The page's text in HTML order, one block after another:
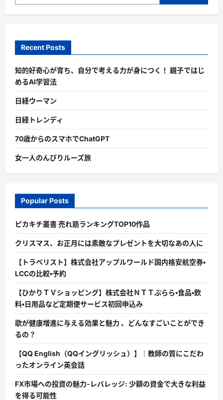
Recent Posts
知的好奇心が育ち、自分で考える力が身につく！ 親子ではじ
めるAI学習法
日経ウーマン
日経トレンディ
70歳からのスマホでChatGPT
女一人のんびりルーズ旅
Popular Posts
ピカキチ叢書 売れ筋ランキングTOP10作品
クリスマス、お正月には素敵なプレゼントを大切なあの人に
【トラベリスト】株式会社アップルワールド国内格安航空券・
LCCの比較・予約
【ひかりＴＶショッピング】株式会社ＮＴＴぷらら・食品・飲
料・日用品など定期便サービス初回申込み
歌が健康増進に与える効果と魅力 、どんなすごいことができ
るの？
【QQ English（QQイングリッシュ）】｜教師の質にこだわ
ったオンライン英会話
FX市場への投資の魅力-レバレッジ: 少額の資金で大きな利益
を得る可能性